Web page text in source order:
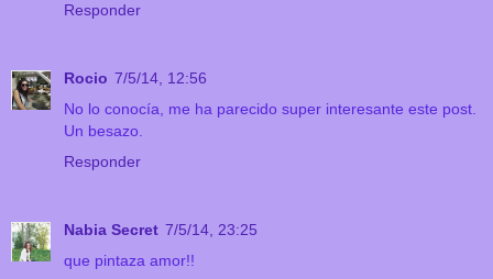
Responder
Rocio 7/5/14, 12:56
No lo conocía, me ha parecido super interesante este post.
Un besazo.
Responder
Nabia Secret 7/5/14, 23:25
que pintaza amor!!